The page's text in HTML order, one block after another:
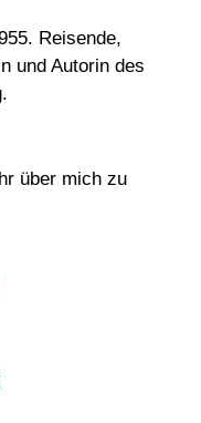
Reisende,
und Autorin des
über mich zu